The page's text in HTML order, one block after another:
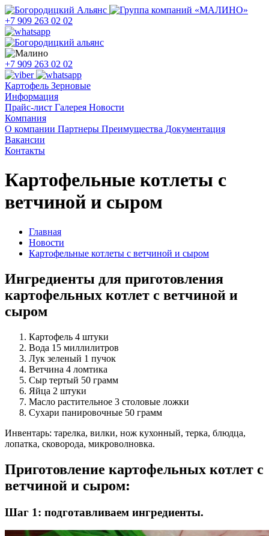
+7 909 263 02 02
+7 909 263 02 02
Картофель Зерновые
Информация
Прайс-лист Галерея Новости
Компания
О компании Партнеры Преимущества Документация
Вакансии
Контакты
Картофельные котлеты с
ветчиной и сыром
Главная
Новости
Картофельные котлеты с ветчиной и сыром
Ингредиенты для приготовления
картофельных котлет с ветчиной и
сыром
Картофель 4 штуки
Вода 15 миллилитров
Лук зеленый 1 пучок
Ветчина 4 ломтика
Сыр тертый 50 грамм
Яйца 2 штуки
Масло растительное 3 столовые ложки
Сухари панировочные 50 грамм
Инвентарь: тарелка, вилки, нож кухонный, терка, блюдца,
лопатка, сковорода, микроволновка.
Приготовление картофельных котлет с
ветчиной и сыром:
Шаг 1: подготавливаем ингредиенты.